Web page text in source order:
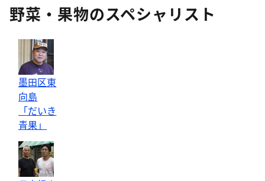
野菜・果物のスペシャリスト
墨田区東
向島
「だいき
青果」